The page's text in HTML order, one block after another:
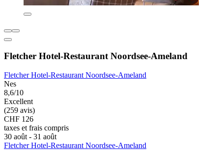
Fletcher Hotel-Restaurant Noordsee-Ameland
Fletcher Hotel-Restaurant Noordsee-Ameland
Nes
8,6/10
Excellent
(259 avis)
CHF 126
taxes et frais compris
30 août - 31 août
Fletcher Hotel-Restaurant Noordsee-Ameland